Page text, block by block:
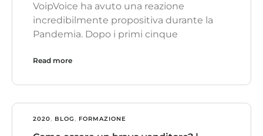
VoipVoice ha avuto una reazione
incredibilmente propositiva durante la
Pandemia. Dopo i primi cinque
Read more
2020, BLOG, FORMAZIONE